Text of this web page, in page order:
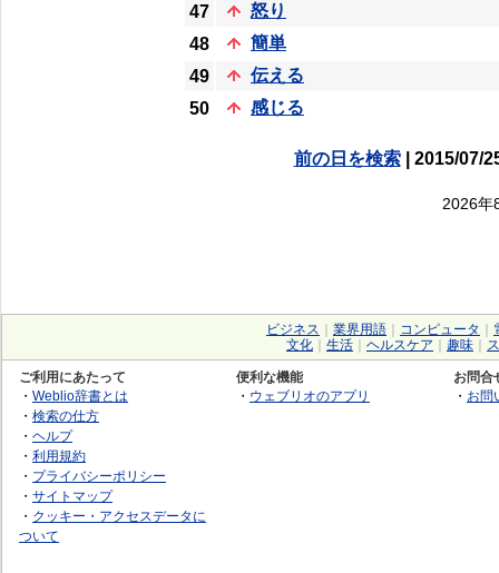
47
怒り
48
簡単
49
伝える
50
感じる
前の日を検索| 2015/07/
2026年
ビジネス 業界用語 コンピュータ
文化
生活 ヘルスケア 趣味
ご利用にあたって
・ Weblio辞書とは
・ 検索の仕方
・ ヘルプ
・ 利用規約
・ プライバシーポリシー
・ サイトマップ
・ クッキー・アクセスデータに
ついて
便利な機能
・ ウェブリオのアプリ
お問合
・ お問